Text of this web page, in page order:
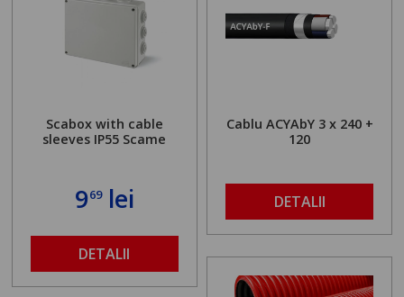
Scabox with cable
sleeves IP55 Scame
969lei
DETALII
Cablu ACYAbY 3 x 240 +
120
DETALII